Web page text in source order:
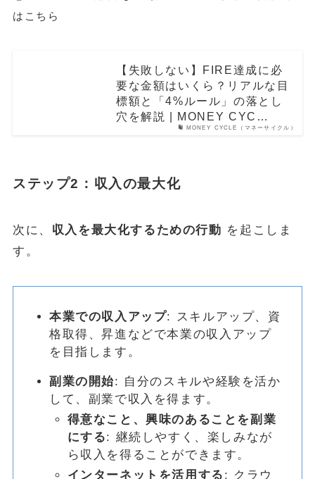
はこちら
MONEY CYCLE（マネーサイクル）
【失敗しない】FIRE達成に必
要な金額はいくら？リアルな目
標額と「4%ルール」の落とし
穴を解説 | MONEY CYC…
ステップ2：収入の最大化
次に、 収入を最大化するための行動 を起こしま
す。
本業での収入アップ: スキルアップ、資
格取得、昇進などで本業の収入アップ
を目指します。
副業の開始: 自分のスキルや経験を活か
して、副業で収入を得ます。
得意なこと、興味のあることを副業
にする: 継続しやすく、楽しみなが
ら収入を得ることができます。
インターネットを活用する : クラウ